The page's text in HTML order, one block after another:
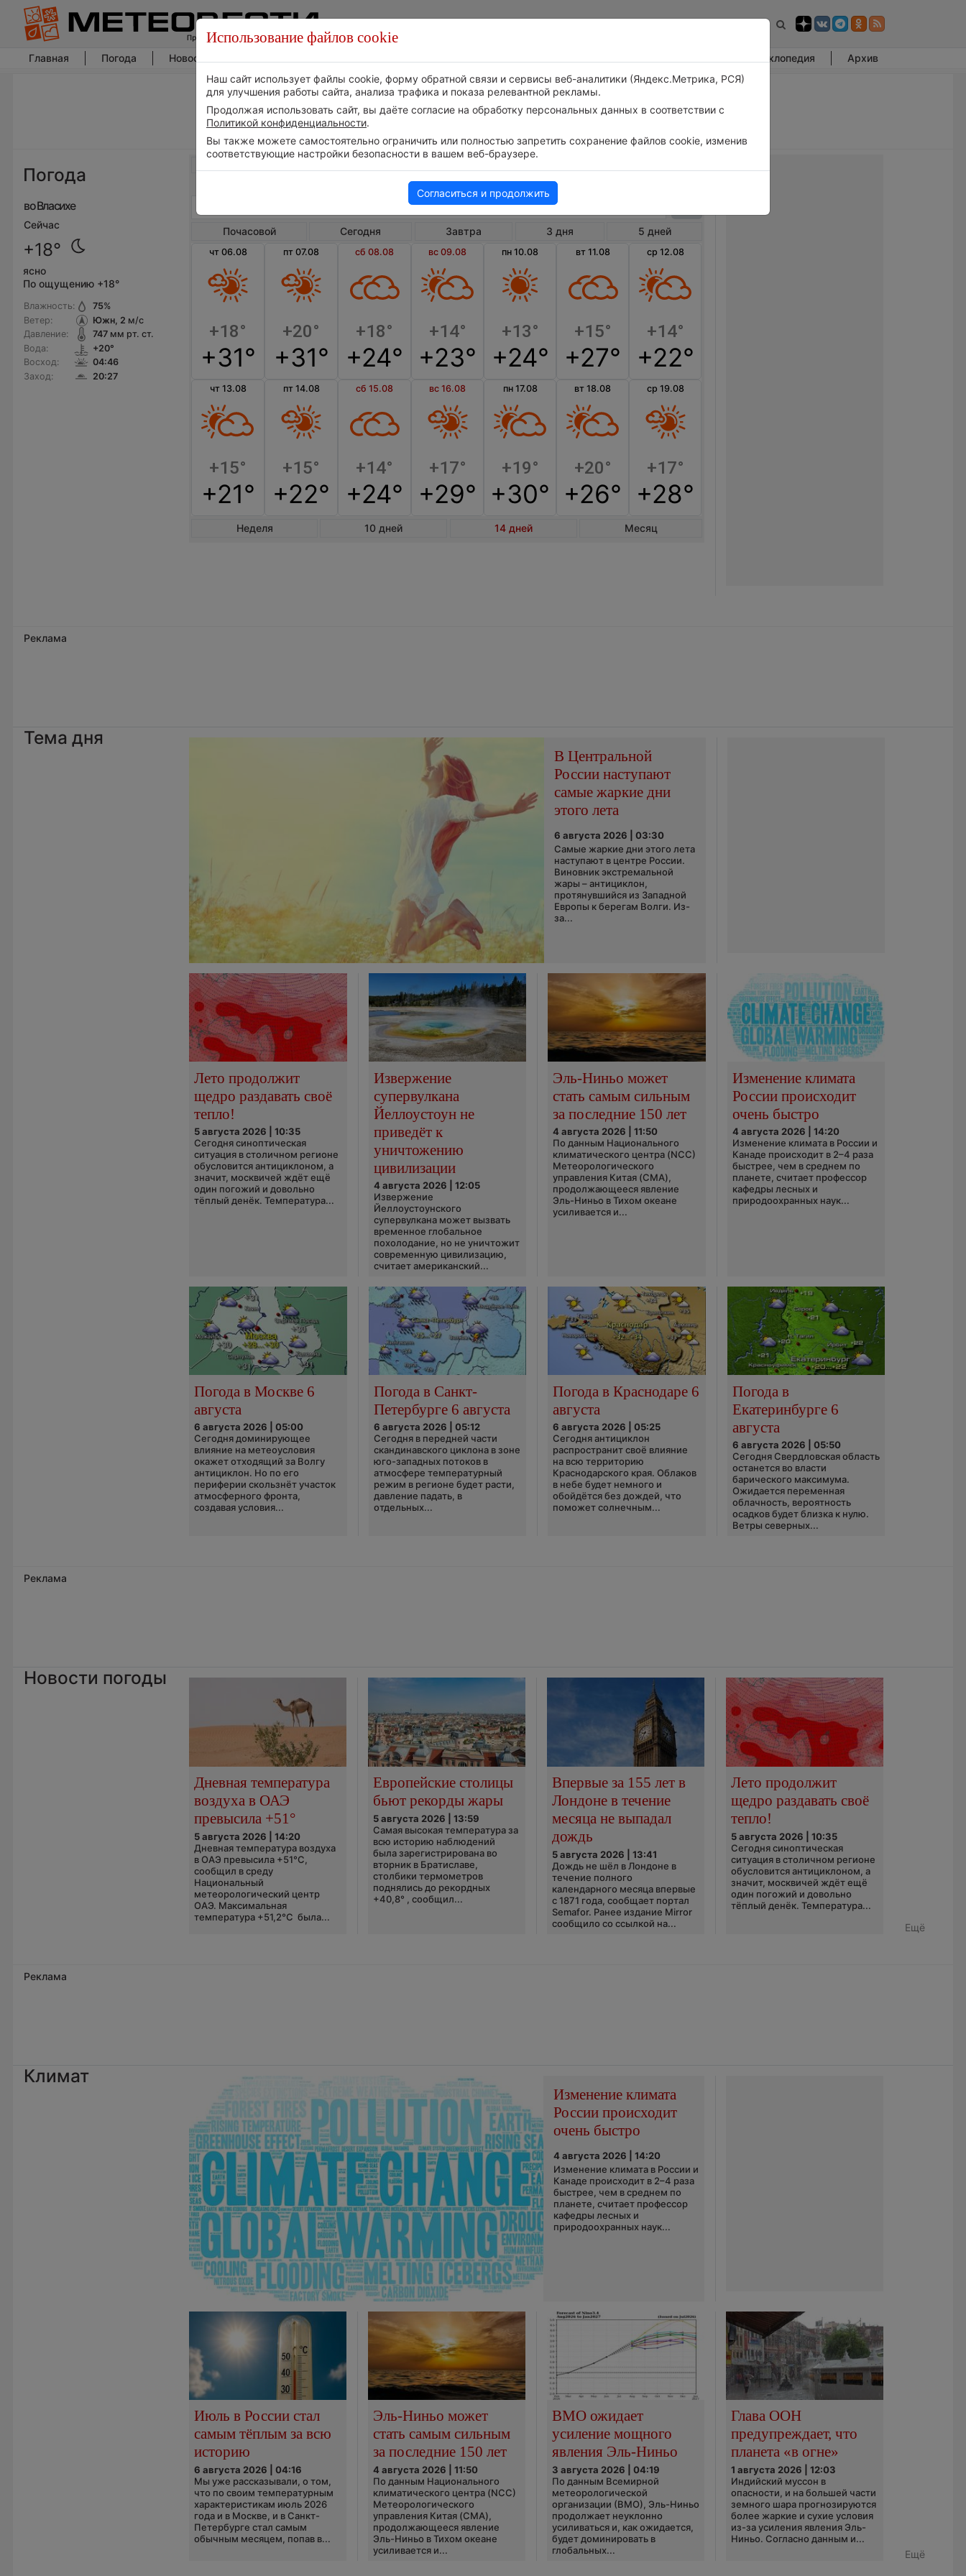
Главная Погода Новости погоды Энциклопедия Архив
Погода
во Власихе
Сейчас
+18°
ясно
По ощущению +18°
Влажность:
Ветер:
Давление:
Вода:
Восход:
Заход:
75%
Южн, 2 м/с
747мм рт. ст.
+20°
04:46
20:27
Погода во Власихе на 14 дней
Почасовой Сегодня Завтра 3 дня 5 дней
чт 06.08
+18°
+31°
пт 07.08
+20°
+31°
сб 08.08
+18°
+24°
вс 09.08
+14°
+23°
пн 10.08
+13°
+24°
вт 11.08
+15°
+27°
ср 12.08
+14°
+22°
чт 13.08
+15°
+21°
пт 14.08
+15°
+22°
сб 15.08
+14°
+24°
вс 16.08
+17°
+29°
пн 17.08
+19°
+30°
вт 18.08
+20°
+26°
ср 19.08
+17°
+28°
Неделя 10 дней 14 дней Месяц
Реклама
Тема дня
В Центральной
России наступают
самые жаркие дни
этого лета
6 августа 2026 | 03:30
Самые жаркие дни этого лета
наступают в центре России.
Виновник экстремальной
жары – антициклон,
протянувшийся из Западной
Европы к берегам Волги. Из-
за...
Лето продолжит
щедро раздавать своё
тепло!
5 августа 2026 | 10:35
Сегодня синоптическая
ситуация в столичном регионе
обусловится антициклоном, а
значит, москвичей ждёт ещё
один погожий и довольно
тёплый денёк. Температура...
Извержение
супервулкана
Йеллоустоун не
приведёт к
уничтожению
цивилизации
4 августа 2026 | 12:05
Извержение
Йеллоустоунского
супервулкана может вызвать
временное глобальное
похолодание, но не уничтожит
современную цивилизацию,
считает американский...
Эль-Ниньо может
стать самым сильным
за последние 150 лет
4 августа 2026 | 11:50
По данным Национального
климатического центра (NCC)
Метеорологического
управления Китая (CMA),
продолжающееся явление
Эль-Ниньо в Тихом океане
усиливается и...
Изменение климата
России происходит
очень быстро
4 августа 2026 | 14:20
Изменение климата в России и
Канаде происходит в 2–4 раза
быстрее, чем в среднем по
планете, считает профессор
кафедры лесных и
природоохранных наук...
Погода в Москве 6
августа
6 августа 2026 | 05:00
Сегодня доминирующее
влияние на метеоусловия
окажет отходящий за Волгу
антициклон. Но по его
периферии скользнёт участок
атмосферного фронта,
создавая условия...
Погода в Санкт-
Петербурге 6 августа
6 августа 2026 | 05:12
Сегодня в передней части
скандинавского циклона в зоне
юго-западных потоков в
атмосфере температурный
режим в регионе будет расти,
давление падать, в
отдельных...
Погода в Краснодаре 6
августа
6 августа 2026 | 05:25
Сегодня антициклон
распространит своё влияние
на всю территорию
Краснодарского края. Облаков
в небе будет немного и
обойдётся без дождей, что
поможет солнечным...
Погода в
Екатеринбурге 6
августа
6 августа 2026 | 05:50
Сегодня Свердловская область
останется во власти
барического максимума.
Ожидается переменная
облачность, вероятность
осадков будет близка к нулю.
Ветры северных...
Реклама
Новости погоды
Дневная температура
воздуха в ОАЭ
превысила +51°
5 августа 2026 | 14:20
Дневная температура воздуха
в ОАЭ превысила +51°C,
сообщил в среду
Национальный
метеорологический центр
ОАЭ. Максимальная
температура +51,2°C была...
Европейские столицы
бьют рекорды жары
5 августа 2026 | 13:59
Самая высокая температура за
всю историю наблюдений
была зарегистрирована во
вторник в Братиславе,
столбики термометров
поднялись до рекордных
+40,8° , сообщил...
Впервые за 155 лет в
Лондоне в течение
месяца не выпадал
дождь
5 августа 2026 | 13:41
Дождь не шёл в Лондоне в
течение полного
календарного месяца впервые
с 1871 года, сообщает портал
Semafor. Ранее издание Mirror
сообщило со ссылкой на...
Лето продолжит
щедро раздавать своё
тепло!
5 августа 2026 | 10:35
Сегодня синоптическая
ситуация в столичном регионе
обусловится антициклоном, а
значит, москвичей ждёт ещё
один погожий и довольно
тёплый денёк. Температура...
Ещё
Реклама
Климат
Изменение климата
России происходит
очень быстро
4 августа 2026 | 14:20
Изменение климата в России и
Канаде происходит в 2–4 раза
быстрее, чем в среднем по
планете, считает профессор
кафедры лесных и
природоохранных наук...
Июль в России стал
самым тёплым за всю
историю
6 августа 2026 | 04:16
Мы уже рассказывали, о том,
что по своим температурным
характеристикам июль 2026
года и в Москве, и в Санкт-
Петербурге стал самым
обычным месяцем, попав в...
Эль-Ниньо может
стать самым сильным
за последние 150 лет
4 августа 2026 | 11:50
По данным Национального
климатического центра (NCC)
Метеорологического
управления Китая (CMA),
продолжающееся явление
Эль-Ниньо в Тихом океане
усиливается и...
ВМО ожидает
усиление мощного
явления Эль-Ниньо
3 августа 2026 | 04:19
По данным Всемирной
метеорологической
организации (ВМО), Эль-Ниньо
продолжает неуклонно
усиливаться и, как ожидается,
будет доминировать в
глобальных...
Глава ООН
предупреждает, что
планета «в огне»
1 августа 2026 | 12:03
Индийский муссон в
опасности, и на большей части
земного шара прогнозируются
более жаркие и сухие условия
из-за усиления явления Эль-
Ниньо. Согласно данным и...
Ещё
Использование файлов cookie
Наш сайт использует файлы cookie, форму обратной связи и сервисы веб-аналитики (Яндекс.Метрика, РСЯ)
для улучшения работы сайта, анализа трафика и показа релевантной рекламы.
Продолжая использовать сайт, вы даёте согласие на обработку персональных данных в соответствии с
Политикой конфиденциальности.
Вы также можете самостоятельно ограничить или полностью запретить сохранение файлов cookie, изменив
соответствующие настройки безопасности в вашем веб-браузере.
Согласиться и продолжить